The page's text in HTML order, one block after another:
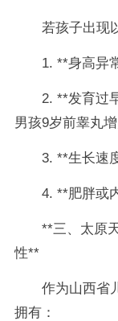
若孩子出现
1. **身高异
2. **发育过
男孩9岁前睾丸增
3. **生长速
4. **肥胖或
**三、太原
性**
作为山西省
拥有：